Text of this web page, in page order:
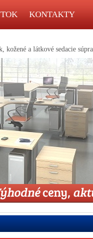
KONTAKTY
kožené a látkové sedacie